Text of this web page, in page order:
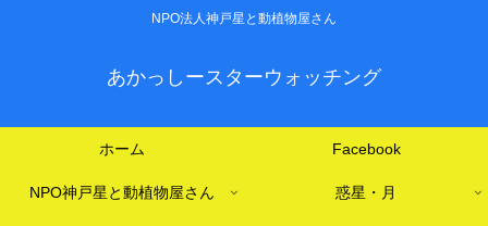
NPO法人神戸星と動植物屋さん
あかっしースターウォッチング
ホーム Facebook
NPO神戸星と動植物屋さん 惑星・月